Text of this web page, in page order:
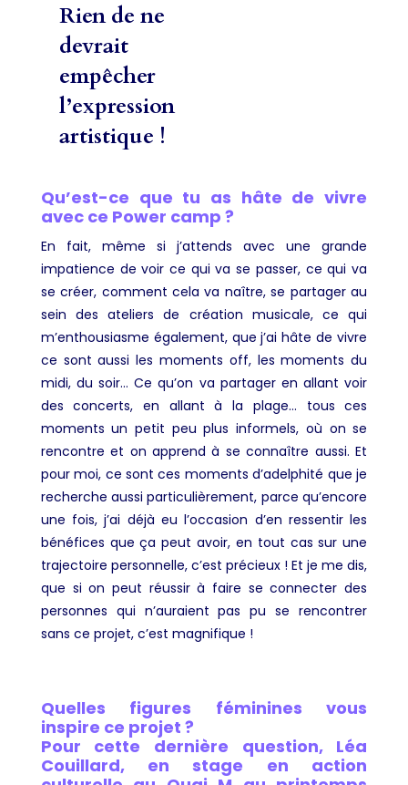
Rien de ne
devrait
empêcher
l’expression
artistique !
Qu’est-ce que tu as hâte de vivre
avec ce Power camp ?
En fait, même si j’attends avec une grande
impatience de voir ce qui va se passer, ce qui va
se créer, comment cela va naître, se partager au
sein des ateliers de création musicale, ce qui
m’enthousiasme également, que j’ai hâte de vivre
ce sont aussi les moments off, les moments du
midi, du soir… Ce qu’on va partager en allant voir
des concerts, en allant à la plage… tous ces
moments un petit peu plus informels, où on se
rencontre et on apprend à se connaître aussi. Et
pour moi, ce sont ces moments d’adelphité que je
recherche aussi particulièrement, parce qu’encore
une fois, j’ai déjà eu l’occasion d’en ressentir les
bénéfices que ça peut avoir, en tout cas sur une
trajectoire personnelle, c’est précieux ! Et je me dis,
que si on peut réussir à faire se connecter des
personnes qui n’auraient pas pu se rencontrer
sans ce projet, c’est magnifique !
Quelles figures féminines vous
inspire ce projet ?
Pour cette dernière question, Léa
Couillard, en stage en action